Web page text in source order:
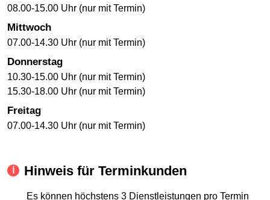
08.00-15.00 Uhr (nur mit Termin)
Mittwoch
07.00-14.30 Uhr (nur mit Termin)
Donnerstag
10.30-15.00 Uhr (nur mit Termin)
15.30-18.00 Uhr (nur mit Termin)
Freitag
07.00-14.30 Uhr (nur mit Termin)
Hinweis für Terminkunden
Es können höchstens 3 Dienstleistungen pro Termin